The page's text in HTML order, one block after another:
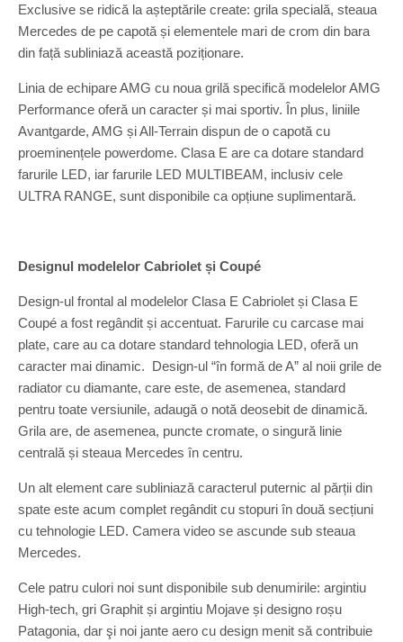
Exclusive se ridică la așteptările create: grila specială, steaua
Mercedes de pe capotă și elementele mari de crom din bara
din față subliniază această poziționare.
Linia de echipare AMG cu noua grilă specifică modelelor AMG
Performance oferă un caracter și mai sportiv. În plus, liniile
Avantgarde, AMG și All-Terrain dispun de o capotă cu
proeminențele powerdome. Clasa E are ca dotare standard
farurile LED, iar farurile LED MULTIBEAM, inclusiv cele
ULTRA RANGE, sunt disponibile ca opțiune suplimentară.
Designul modelelor Cabriolet și Coupé
Design-ul frontal al modelelor Clasa E Cabriolet și Clasa E
Coupé a fost regândit și accentuat. Farurile cu carcase mai
plate, care au ca dotare standard tehnologia LED, oferă un
caracter mai dinamic. Design-ul “în formă de A” al noii grile de
radiator cu diamante, care este, de asemenea, standard
pentru toate versiunile, adaugă o notă deosebit de dinamică.
Grila are, de asemenea, puncte cromate, o singură linie
centrală și steaua Mercedes în centru.
Un alt element care subliniază caracterul puternic al părții din
spate este acum complet regândit cu stopuri în două secțiuni
cu tehnologie LED. Camera video se ascunde sub steaua
Mercedes.
Cele patru culori noi sunt disponibile sub denumirile: argintiu
High-tech, gri Graphit și argintiu Mojave și designo roșu
Patagonia, dar şi noi jante aero cu design menit să contribuie